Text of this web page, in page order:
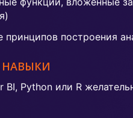
принципов построения
BI, Python или R